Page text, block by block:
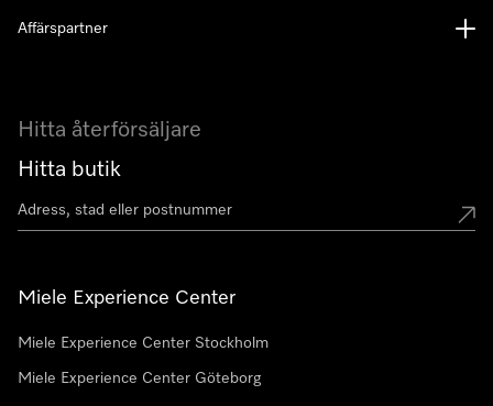
Hitta återförsäljare
Hitta butik
Miele Experience Center
Miele Experience Center Stockholm
Miele Experience Center Göteborg
Affärspartner